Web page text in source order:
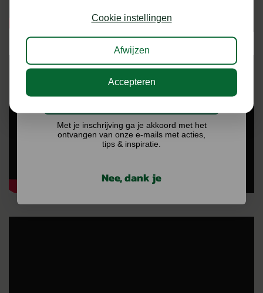
Cookie instellingen
Afwijzen
Accepteren
kans op €75,- te besteden op onze webshop.
Ik doe graag mee!
Met je inschrijving ga je akkoord met het
ontvangen van onze e-mails met acties,
tips & inspiratie.
Nee, dank je